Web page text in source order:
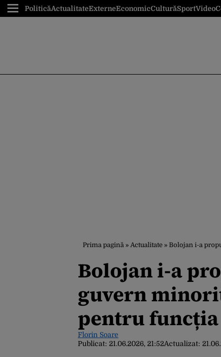
PoliticăActualitateExterneEconomicCulturăSportVideo
Prima pagină » Actualitate » Bolojan i-a
Bolojan i-a
guvern
pentru
Florin Soare
Publicat: 21.06.2026, 21:52Actualizat: